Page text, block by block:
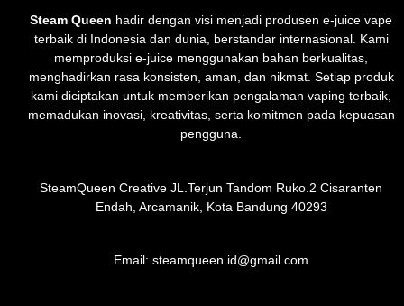
Steam Queen hadir dengan visi menjadi produsen e-juice vape
terbaik di Indonesia dan dunia, berstandar internasional. Kami
memproduksi e-juice menggunakan bahan berkualitas,
menghadirkan rasa konsisten, aman, dan nikmat. Setiap produk
kami diciptakan untuk memberikan pengalaman vaping terbaik,
memadukan inovasi, kreativitas, serta komitmen pada kepuasan
pengguna.
SteamQueen Creative JL.Terjun Tandom Ruko.2 Cisaranten
Endah, Arcamanik, Kota Bandung 40293
Email: steamqueen.id@gmail.com